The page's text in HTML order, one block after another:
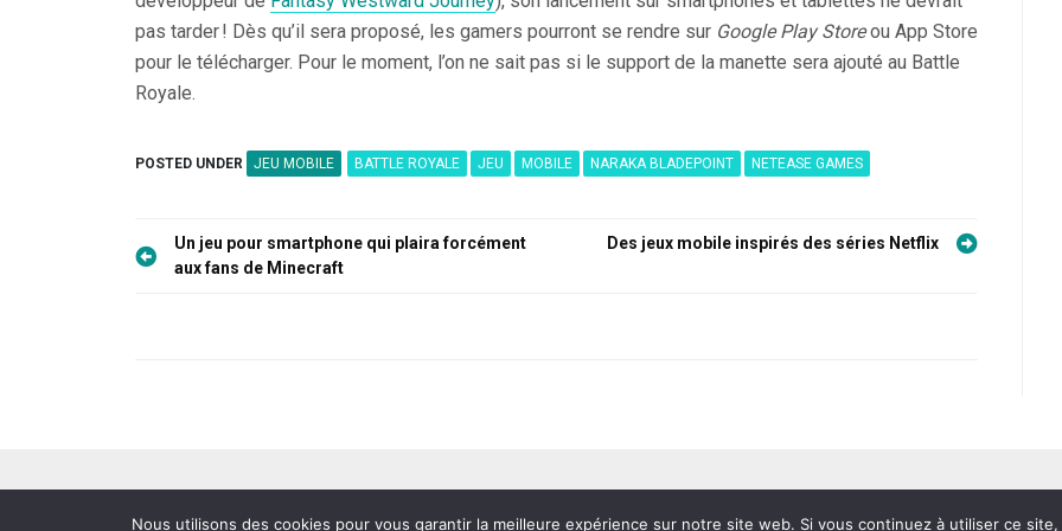
pas tarder ! Dès qu’il sera proposé, les gamers pourront se rendre sur Google Play Storeou App Store
pour le télécharger. Pour le moment, l’on ne sait pas si le support de la manette sera ajouté au Battle
Royale.
POSTED UNDER JEU MOBILE BATTLE ROYALE JEU MOBILE NARAKA BLADEPOINT NETEASE GAMES
Navigation
de
Un jeu pour smartphone qui plaira forcément
aux fans de Minecraft
Des jeux mobile inspirés des séries Netflix
Nous utilisons des cookies pour vous garantir la meilleure expérience sur notre site web. Si vous continuez à utiliser ce